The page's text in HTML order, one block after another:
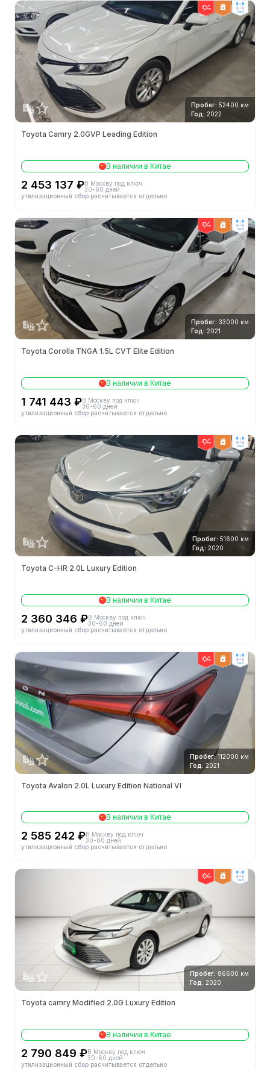
2wd
Пробег: 52400 км
Год: 2022
Toyota Camry 2.0GVP Leading Edition
В наличии в Китае
2 453 137 ₽В Москву под ключ
30-60 дней
утилизационный сбор расчитывается отдельно
2wd
Пробег: 33000 км
Год: 2021
Toyota Corolla TNGA 1.5L CVT Elite Edition
В наличии в Китае
1 741 443 ₽В Москву под ключ
30-60 дней
утилизационный сбор расчитывается отдельно
2wd
Пробег: 51600 км
Год: 2020
Toyota C-HR 2.0L Luxury Edition
В наличии в Китае
2 360 346 ₽В Москву под ключ
30-60 дней
утилизационный сбор расчитывается отдельно
2wd
Пробег: 112000 км
Год: 2021
Toyota Avalon 2.0L Luxury Edition National VI
В наличии в Китае
2 585 242 ₽В Москву под ключ
30-60 дней
утилизационный сбор расчитывается отдельно
2wd
Пробег: 86600 км
Год: 2020
Toyota camry Modified 2.0G Luxury Edition
В наличии в Китае
2 790 849 ₽В Москву под ключ
30-60 дней
утилизационный сбор расчитывается отдельно